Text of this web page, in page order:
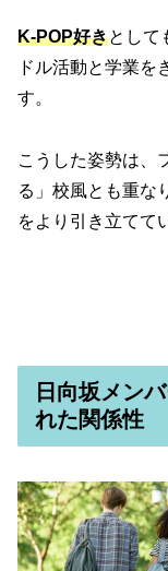
K-POP好きとして
ドル活動と学業を
す。
こうした姿勢は、
る」校風とも重な
をより引き立てて
日向坂メン
れた関係性